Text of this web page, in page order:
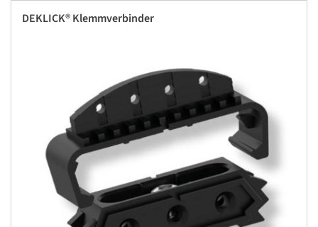
DEKLICK® Klemmverbinder